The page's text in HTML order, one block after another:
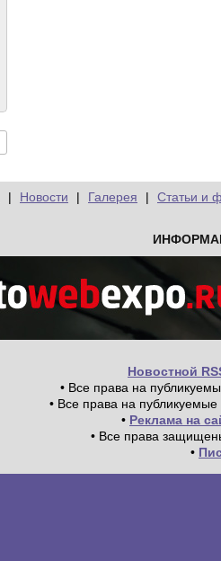
| Новости | Галерея | Статьи и
Новостной
• Все права на
• Все права на
• Реклама на
• Все права
•